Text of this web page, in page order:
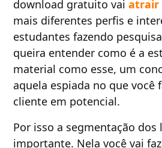
download gratuito vaiatrair
mais diferentes perfis e
estudantes fazendo
queira entender como é a
material como esse, um
aquela espiada no que você
cliente em potencial.
Por isso a segmentação dos
importante. Nela você vai